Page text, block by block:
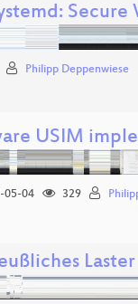
Secure
Philipp Deppenwiese
USIM
05-04 329
Laster